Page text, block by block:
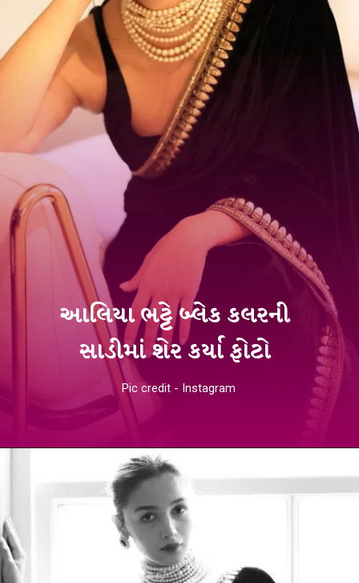
આલિયા ભટ્ટે બ્લેક કલરની
સાડીમાં શેર કર્યા ફોટો
Pic credit - Instagram